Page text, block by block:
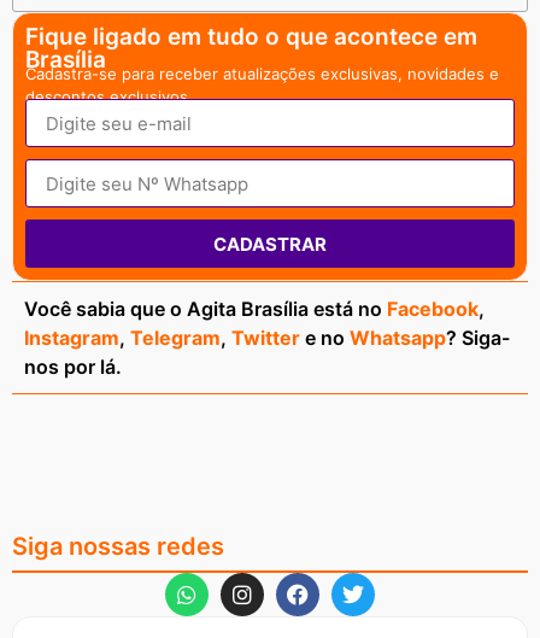
Fique ligado em tudo o que acontece em
Brasília
Cadastra-se para receber atualizações exclusivas, novidades e
descontos exclusivos.
CADASTRAR
Você sabia que o Agita Brasília está no Facebook,
Instagram, Telegram, Twitter e no Whatsapp? Siga-
nos por lá.
Siga nossas redes